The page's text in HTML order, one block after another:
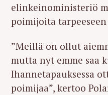
elinkeinoministeriö
poimijoita
”Meillä on ollut
mutta nyt emme saa
Ihannetapauksessa
poimijaa”, kertoo